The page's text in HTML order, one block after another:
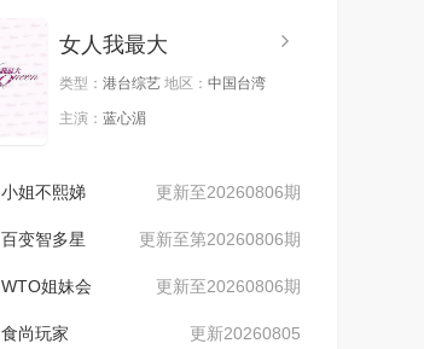
20230607 20230608
20230613 20230614
女人我最大
类型： 港台综艺 地区： 中国台湾
主演： 蓝心湄
更新至20260806期
小姐不熙娣
更新至第20260806期
百变智多星
更新至20260806期
WTO姐妹会
更新20260805
食尚玩家